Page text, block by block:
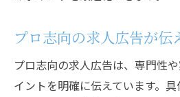
プロ志向の求人広告が伝
プロ志向の求人広告は、専門性
イントを明確に伝えています。